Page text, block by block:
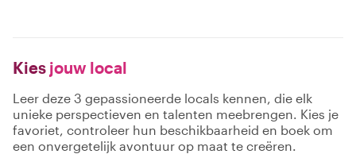
Kies jouw local
Leer deze 3 gepassioneerde locals kennen, die elk
unieke perspectieven en talenten meebrengen. Kies je
favoriet, controleer hun beschikbaarheid en boek om
een onvergetelijk avontuur op maat te creëren.